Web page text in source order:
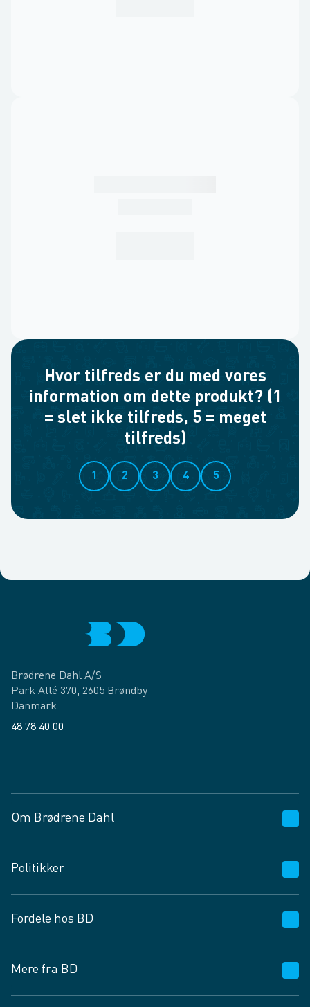
Hvor tilfreds er du med vores
information om dette produkt? (1
= slet ikke tilfreds, 5 = meget
tilfreds)
1 2 3 4 5
Brødrene Dahl A/S
Park Allé 370, 2605 Brøndby
Danmark
48 78 40 00
Om Brødrene Dahl
Vagttelefon 30 10 89 89
Spørgsmål og svar
Job og karriere
Fødevarekontrolrapport
Politikker
Privatlivspolitik
Cookies
Vilkår og betingelser
Fordele hos BD
BD app
BD.dk services
Mere fra BD